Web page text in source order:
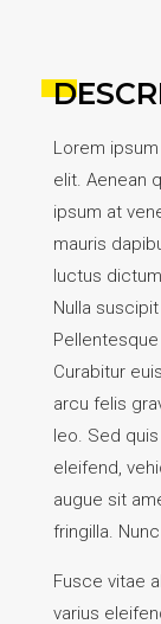
Lorem
elit. Aenean
ipsum at
mauris
luctus
Nulla
Curabitur
arcu felis
leo. Sed
eleifend,
augue sit
fringilla.
Fusce vitae
varius